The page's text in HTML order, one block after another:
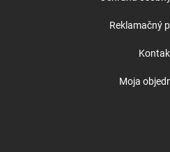
Reklamačný
Moja